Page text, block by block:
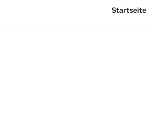
Startseite